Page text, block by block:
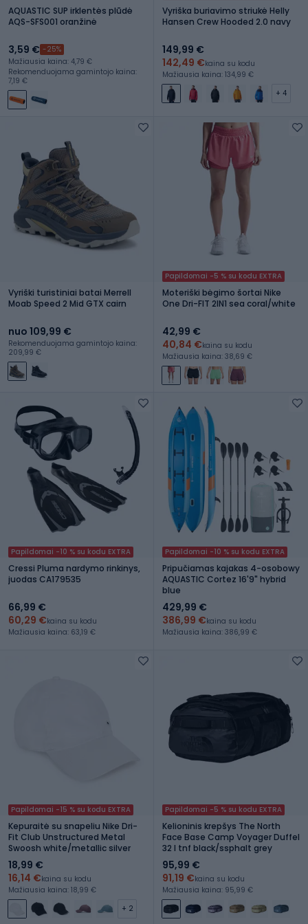
AQUASTIC SUP irklentės plūdė
AQS-SFS001 oranžinė
3,59 € -25%
Mažiausia kaina: 4,79 €
Rekomenduojama gamintojo kaina:
7,19 €
Vyriška buriavimo striukė Helly
Hansen Crew Hooded 2.0 navy
149,99 €
142,49 €kaina su kodu
Mažiausia kaina: 134,99 €
+ 4
Vyriški turistiniai batai Merrell
Moab Speed 2 Mid GTX cairn
nuo 109,99 €
Rekomenduojama gamintojo kaina:
209,99 €
Papildomai -5 % su kodu EXTRA
Moteriški bėgimo šortai Nike
One Dri-FIT 2IN1 sea coral/white
42,99 €
40,84 €kaina su kodu
Mažiausia kaina: 38,69 €
Papildomai -10 % su kodu EXTRA
Cressi Pluma nardymo rinkinys,
juodas CA179535
66,99 €
60,29 €kaina su kodu
Mažiausia kaina: 63,19 €
Papildomai -10 % su kodu EXTRA
Pripučiamas kajakas 4-osobowy
AQUASTIC Cortez 16'9" hybrid
blue
429,99 €
386,99 €kaina su kodu
Mažiausia kaina: 386,99 €
Papildomai -15 % su kodu EXTRA
Kepuraitė su snapeliu Nike Dri-
Fit Club Unstructured Metal
Swoosh white/metallic silver
18,99 €
16,14 €kaina su kodu
Mažiausia kaina: 18,99 €
+ 2
Papildomai -5 % su kodu EXTRA
Kelioninis krepšys The North
Face Base Camp Voyager Duffel
32 l tnf black/ssphalt grey
95,99 €
91,19 €kaina su kodu
Mažiausia kaina: 95,99 €